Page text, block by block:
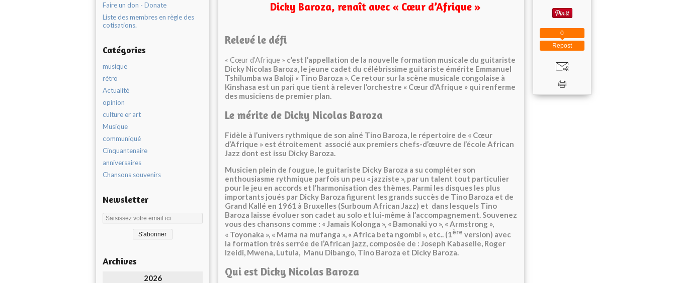
Faire un don - Donate
Liste des membres en règle des
cotisations.
Catégories
musique
rétro
Actualité
opinion
culture er art
Musique
communiqué
Cinquantenaire
anniversaires
Chansons souvenirs
Newsletter
Archives
2026
Dicky Baroza, renaît avec « Cœur d’Afrique »
Relevé le défi
« Cœur d’Afrique » c’est l’appellation de la nouvelle formation musicale du guitariste
Dicky Nicolas Baroza, le jeune cadet du célébrissime guitariste émérite Emmanuel
Tshilumba wa Baloji « Tino Baroza ». Ce retour sur la scène musicale congolaise à
Kinshasa est un pari que tient à relever l’orchestre « Cœur d’Afrique » qui renferme
des musiciens de premier plan.
Le mérite de Dicky Nicolas Baroza
Fidèle à l’univers rythmique de son aîné Tino Baroza, le répertoire de « Cœur
d’Afrique » est étroitement associé aux premiers chefs-d’œuvre de l’école African
Jazz dont est issu Dicky Baroza.
Musicien plein de fougue, le guitariste Dicky Baroza a su compléter son
enthousiasme rythmique parfois un peu « jazziste », par un talent tout particulier
pour le jeu en accords et l’harmonisation des thèmes. Parmi les disques les plus
importants joués par Dicky Baroza figurent les grands succès de Tino Baroza et de
Grand Kallé en 1961 à Bruxelles (Surboum African Jazz) et dans lesquels Tino
Baroza laisse évoluer son cadet au solo et lui-même à l’accompagnement. Souvenez
vous des chansons comme : « Jamais Kolonga », « Bamonaki yo », « Armstrong »,
« Toyonaka », « Mama na mufanga », « Africa beta ngombi », etc.. (1ère version) avec
la formation très serrée de l’African jazz, composée de : Joseph Kabaselle, Roger
Izeidi, Mwena, Lutula, Manu Dibango, Tino Baroza et Dicky Baroza.
Qui est Dicky Nicolas Baroza
Repost
0